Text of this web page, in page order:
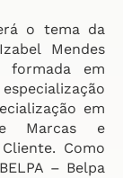
o tema da
Mendes
em
em
Marcas e
Como
– Belpa